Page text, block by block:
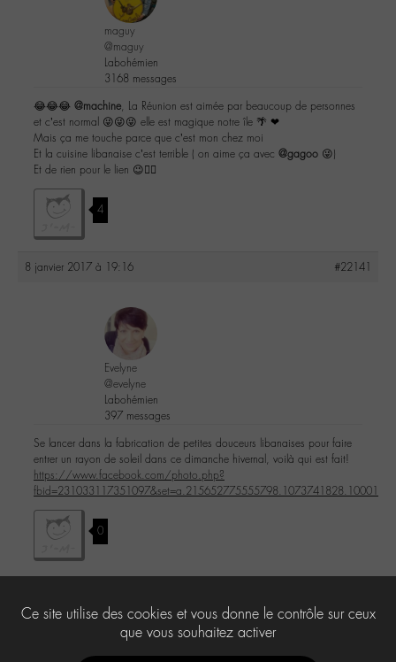
maguy
@maguy
Labohémien
3168 messages
😂😂😂 @machine , La Réunion est aimée par beaucoup de personnes
et c’est normal 😜😜😜 elle est magique notre île 🌴 ❤
Mais ça me touche parce que c’est mon chez moi
Et la cuisine libanaise c’est terrible ( on aime ça avec @gagoo 😜)
Et de rien pour le lien 😉✌🏼
4
8 janvier 2017 à 19:16 #22141
Evelyne
@evelyne
Labohémien
397 messages
Se lancer dans la fabrication de petites douceurs libanaises pour faire
entrer un rayon de soleil dans ce dimanche hivernal, voilà qui est fait!
https://www.facebook.com/photo.php?
0
Le forum ‘-M-edia’ est fermé à de nouveaux sujets et réponses.
Ce site utilise des cookies et vous donne le contrôle sur ceux
que vous souhaitez activer